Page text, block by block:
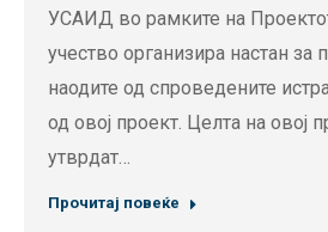
УСАИД во рамките на
учество организира настан за
наодите од спроведените
од овој проект. Целта на овој
утврдат…
Прочитај повеќе